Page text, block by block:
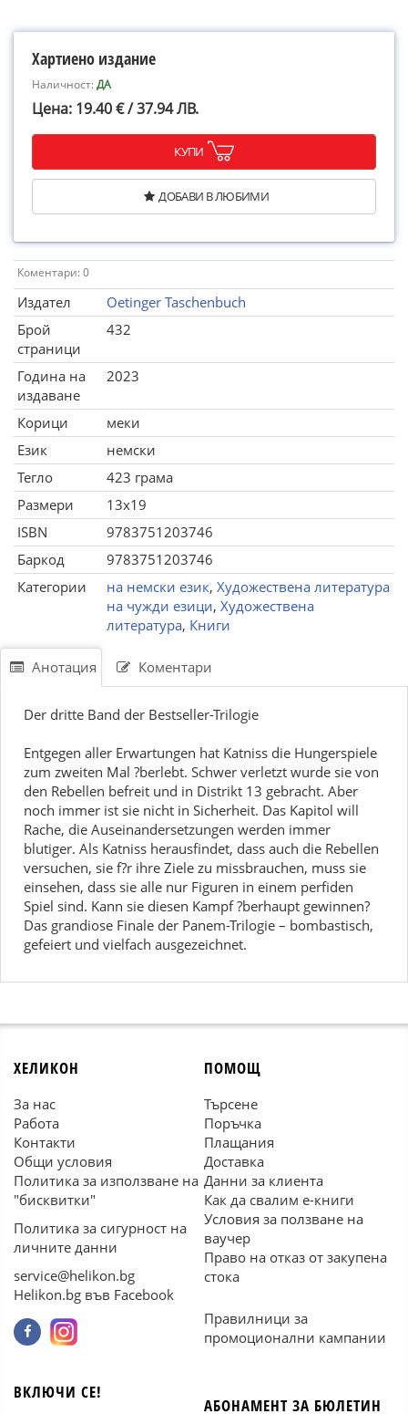
Хартиено издание
Наличност:ДА
Цена: 19.40 € / 37.94 ЛВ.
КУПИ
ДОБАВИ В ЛЮБИМИ
Коментари: 0
Издател
Oetinger Taschenbuch
Брой
страници
432
Година на
издаване
2023
Корици
меки
Език
немски
Тегло
423 грама
Размери
13x19
ISBN
9783751203746
Баркод
9783751203746
Категории
на немски език, Художествена литература
на чужди езици, Художествена
литература, Книги
Анотация Коментари
Der dritte Band der Bestseller-Trilogie
Entgegen aller Erwartungen hat Katniss die Hungerspiele
zum zweiten Mal ?berlebt. Schwer verletzt wurde sie von
den Rebellen befreit und in Distrikt 13 gebracht. Aber
noch immer ist sie nicht in Sicherheit. Das Kapitol will
Rache, die Auseinandersetzungen werden immer
blutiger. Als Katniss herausfindet, dass auch die Rebellen
versuchen, sie f?r ihre Ziele zu missbrauchen, muss sie
einsehen, dass sie alle nur Figuren in einem perfiden
Spiel sind. Kann sie diesen Kampf ?berhaupt gewinnen?
Das grandiose Finale der Panem-Trilogie – bombastisch,
gefeiert und vielfach ausgezeichnet.
ХЕЛИКОН
За нас
Работа
Контакти
Общи условия
Политика за използване на
"бисквитки"
Политика за сигурност на
личните данни
service@helikon.bg
Helikon.bg във Facebook
ПОМОЩ
Търсене
Поръчка
Плащания
Доставка
Данни за клиента
Как да свалим е-книги
Условия за ползване на
ваучер
Право на отказ от закупена
стока
Правилници за
промоционални кампании
ВКЛЮЧИ СЕ!
АБОНАМЕНТ ЗА БЮЛЕТИН